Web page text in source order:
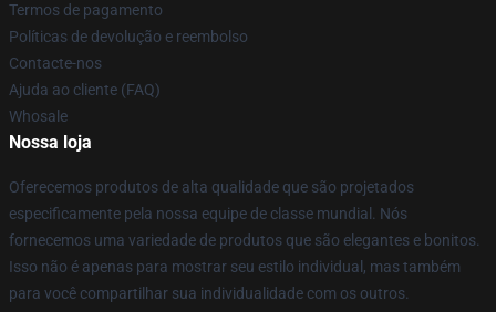
Termos de pagamento
Políticas de devolução e reembolso
Contacte-nos
Ajuda ao cliente (FAQ)
Whosale
Nossa loja
Oferecemos produtos de alta qualidade que são projetados
especificamente pela nossa equipe de classe mundial. Nós
fornecemos uma variedade de produtos que são elegantes e bonitos.
Isso não é apenas para mostrar seu estilo individual, mas também
para você compartilhar sua individualidade com os outros.